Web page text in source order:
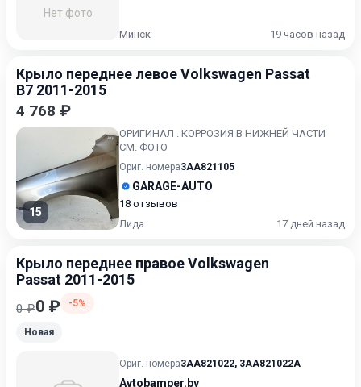
Нет фото
Минск 19 часов назад
Крыло переднее левое Volkswagen Passat
B7 2011-2015
4 768 ₽
15
ОРИГИНАЛ . КОРРОЗИЯ В НИЖНЕЙ ЧАСТИ
СМ. ФОТО
Ориг. номера3AA821105
GARAGE-AUTO
18 отзывов
Лида
17 дней назад
Крыло переднее правое Volkswagen
Passat 2011-2015
0 ₽0 ₽ -5%
Новая
Ориг. номера3AA821022, 3AA821022A
Avtobamper.by